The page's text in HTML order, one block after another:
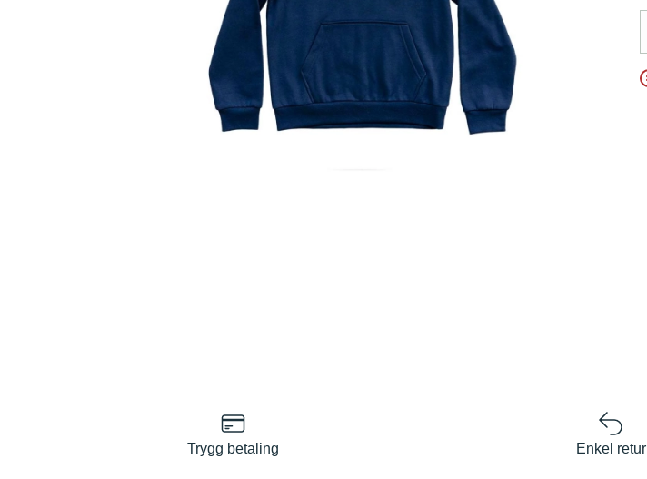
Trygg betaling Enkel retur